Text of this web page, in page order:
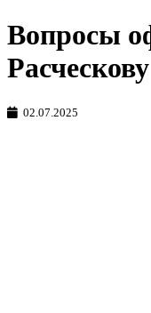
Вопросы
02.07.2025